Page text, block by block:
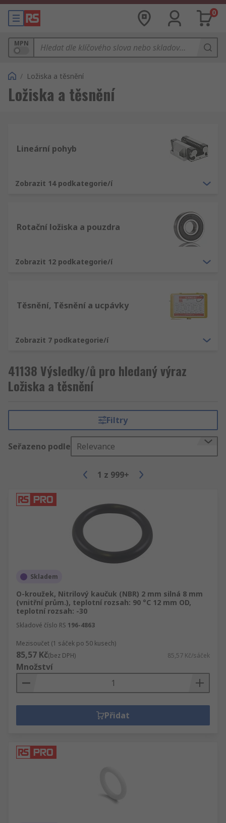
0
MPN
/ Ložiska a těsnění
Ložiska a těsnění
Lineární pohyb
Zobrazit 14 podkategorie/í
Rotační ložiska a pouzdra
Zobrazit 12 podkategorie/í
Těsnění, Těsnění a ucpávky
Zobrazit 7 podkategorie/í
41138 Výsledky/ů pro hledaný výraz
Ložiska a těsnění
Filtry
Seřazeno podle Relevance
1 z 999+
Skladem
O-kroužek, Nitrilový kaučuk (NBR) 2 mm silná 8 mm
(vnitřní prům.), teplotní rozsah: 90 °C 12 mm OD,
teplotní rozsah: -30
Skladové číslo RS 196-4863
Mezisoučet (1 sáček po 50 kusech)
85,57 Kč(bez DPH) 85,57 Kč/sáček
Množství
Přidat